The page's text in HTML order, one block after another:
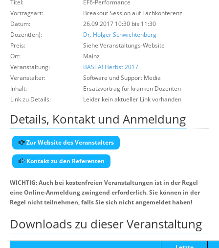
Über uns
Titel:
EF6-Performance
Vortragsart:
Breakout Session auf Fachkonferenz
Datum:
26.09.2017 10:30 bis 11:30
Dozent(en):
Dr. Holger Schwichtenberg
Preis:
Siehe Veranstaltungs-Website
Ort:
Mainz
Veranstaltung:
BASTA! Herbst 2017
Veranstalter:
Software und Support Media
Inhalt:
Ersatzvortrag für kranken Dozenten
Link zu Details:
Leider kein aktueller Link vorhanden
Details, Kontakt und Anmeldung
Zur Website des Veranstalters
Kontakt zu den Referenten
WICHTIG: Auch bei kostenfreien Veranstaltungen ist in der Regel
eine Online-Anmeldung zwingend erforderlich. Sie können in der
Regel nicht teilnehmen, falls Sie sich nicht angemeldet haben!
Downloads zu dieser Veranstaltung